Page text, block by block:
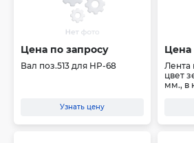
Цена по запросу
Вал поз.513 для HP-68
Узнать цену
Цена
Лента
цвет
мм., в